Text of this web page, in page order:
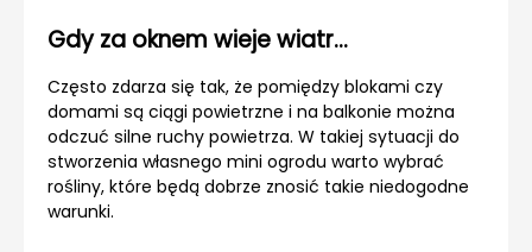
Gdy za oknem wieje wiatr…
Często zdarza się tak, że pomiędzy blokami czy
domami są ciągi powietrzne i na balkonie można
odczuć silne ruchy powietrza. W takiej sytuacji do
stworzenia własnego mini ogrodu warto wybrać
rośliny, które będą dobrze znosić takie niedogodne
warunki.